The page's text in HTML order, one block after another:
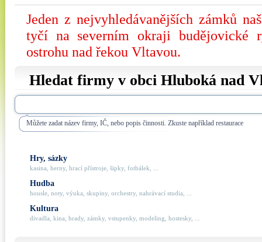
Jeden z nejvyhledávanějších zámků
tyčí na severním okraji budějovické
ostrohu nad řekou Vltavou.
Hledat firmy v obci Hluboká nad
Můžete zadat název firmy, IČ, nebo popis činnosti. Zkuste například restaurace
Hry, sázky
kasina, herny, hrací přístroje, šipky, fotbálek, ...
Hudba
housle, noty, výuka, skupiny, orchestry, nahrávací studia, ...
Kultura
divadla, kina, hrady, zámky, vstupenky, modeling, hostesky, ...